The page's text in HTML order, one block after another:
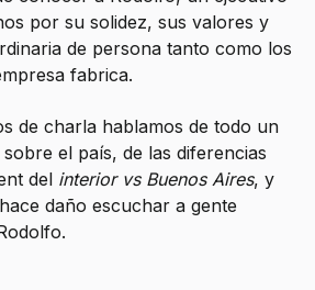
por su solidez, sus valores y
de persona tanto como los
fabrica.
de charla hablamos de todo un
el país, de las diferencias
del interior vs Buenos Aires, y
daño escuchar a gente